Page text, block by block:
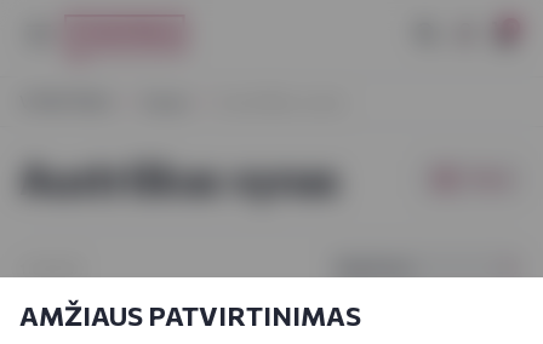
AMŽIAUS PATVIRTINIMAS
Austriškas vynas